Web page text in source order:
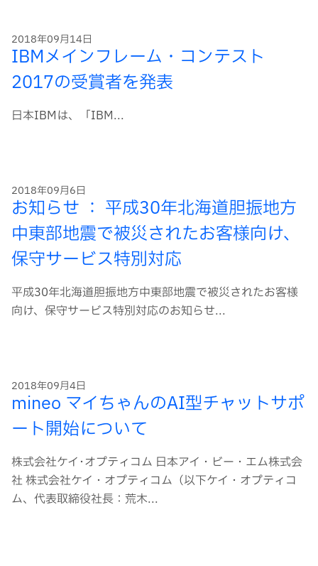
2018年09月14日
IBMメインフレーム・コンテスト
2017の受賞者を発表
日本IBMは、「IBM...
2018年09月6日
お知らせ ： 平成30年北海道胆振地方
中東部地震で被災されたお客様向け、
保守サービス特別対応
平成30年北海道胆振地方中東部地震で被災されたお客様
向け、保守サービス特別対応のお知らせ...
2018年09月4日
mineo マイちゃんのAI型チャットサポ
ート開始について
株式会社ケイ･オプティコム 日本アイ・ビー・エム株式会
社 株式会社ケイ・オプティコム（以下ケイ・オプティコ
ム、代表取締役社長：荒木...